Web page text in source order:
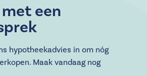
een
hypotheekadvies in om nóg
Maak vandaag nog